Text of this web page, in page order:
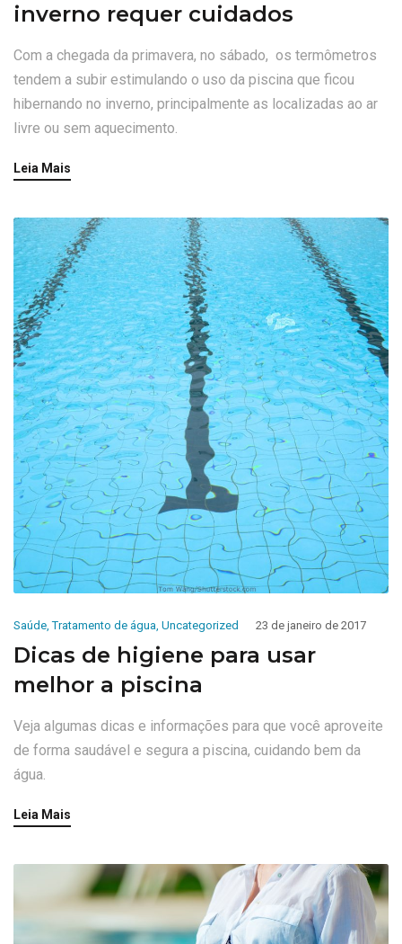
inverno requer cuidados
Com a chegada da primavera, no sábado, os termômetros
tendem a subir estimulando o uso da piscina que ficou
hibernando no inverno, principalmente as localizadas ao ar
livre ou sem aquecimento.
Leia Mais
Saúde,Tratamento de água, Uncategorized 23 de janeiro de 2017
Dicas de higiene para usar
melhor a piscina
Veja algumas dicas e informações para que você aproveite
de forma saudável e segura a piscina, cuidando bem da
água.
Leia Mais